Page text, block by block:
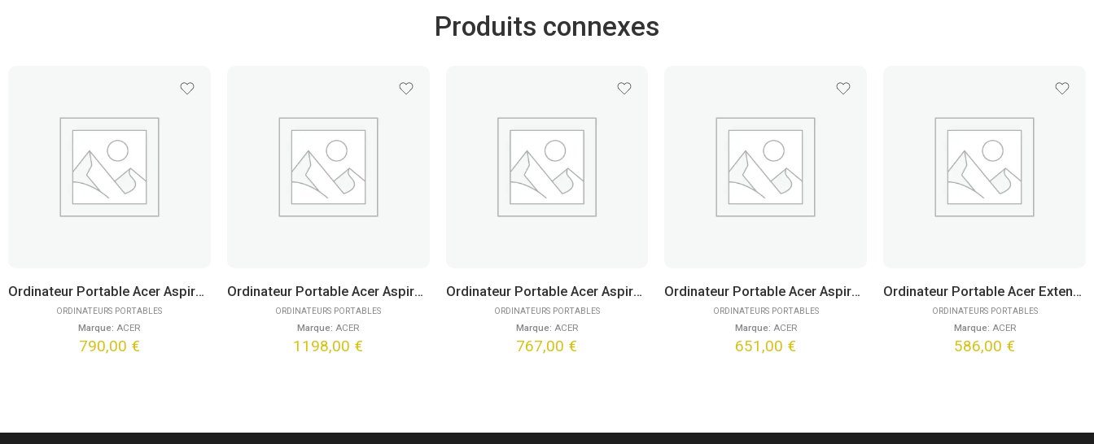
Produits connexes
ORDINATEURS PORTABLES
Marque: ACER
Ordinateur Portable Acer Aspire Go 15 AG15-42P-R4JW (15,6″) FreeDOS
790,00 €
ORDINATEURS PORTABLES
Marque: ACER
Ordinateur Portable Acer Aspire Go 15 AG15-72P-76GL (15,6″)
1198,00 €
ORDINATEURS PORTABLES
Marque: ACER
Ordinateur Portable Acer Aspire Go 15 AG15-42P-R5K8 (15,6″)
767,00 €
ORDINATEURS PORTABLES
Marque: ACER
Ordinateur Portable Acer Aspire Lite 15 AL15-33P-38XN (15,6″)
651,00 €
ORDINATEURS PORTABLES
Marque: ACER
Ordinateur Portable Acer Extensa 15 EX215-52-397U (15,6″) Win10 Pro (Noir)
586,00 €